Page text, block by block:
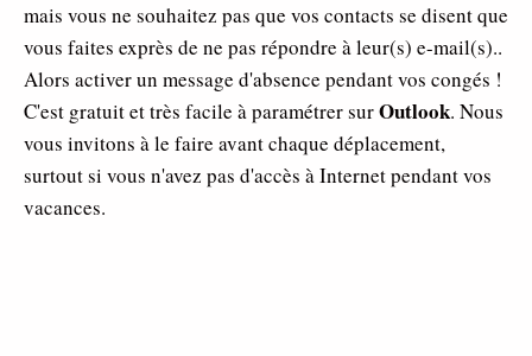
mais vous ne souhaitez pas que vos contacts se disent que
vous faites exprès de ne pas répondre à leur(s) e-mail(s)..
Alors activer un message d'absence pendant vos congés !
C'est gratuit et très facile à paramétrer surOutlook. Nous
vous invitons à le faire avant chaque déplacement,
surtout si vous n'avez pas d'accès à Internet pendant vos
vacances.